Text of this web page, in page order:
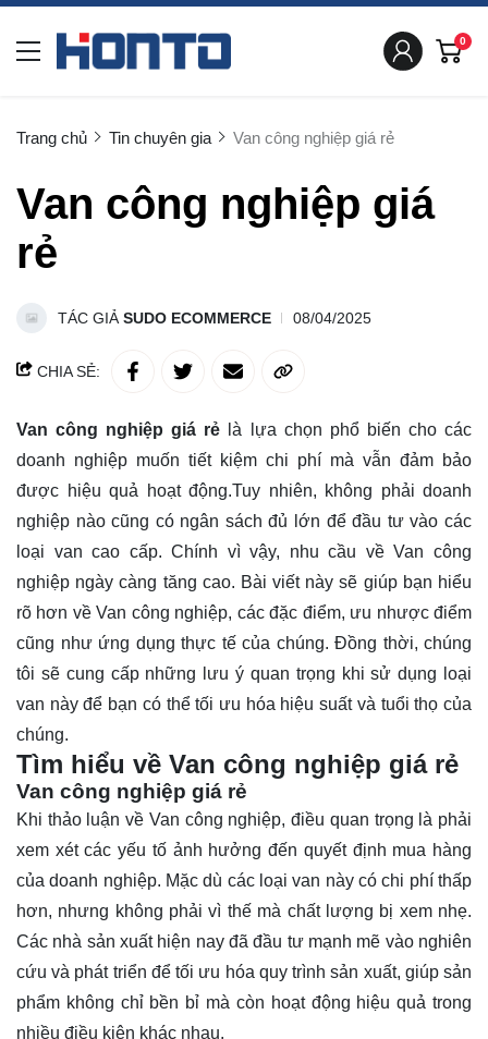
0
Trang chủ Tin chuyên gia Van công nghiệp giá rẻ
Van công nghiệp giá
rẻ
TÁC GIẢ SUDO ECOMMERCE 08/04/2025
CHIA SẺ:
Van công nghiệp giá rẻ là lựa chọn phổ biến cho các
doanh nghiệp muốn tiết kiệm chi phí mà vẫn đảm bảo
được hiệu quả hoạt động.Tuy nhiên, không phải doanh
nghiệp nào cũng có ngân sách đủ lớn để đầu tư vào các
loại van cao cấp. Chính vì vậy, nhu cầu về Van công
nghiệp ngày càng tăng cao. Bài viết này sẽ giúp bạn hiểu
rõ hơn về Van công nghiệp, các đặc điểm, ưu nhược điểm
cũng như ứng dụng thực tế của chúng. Đồng thời, chúng
tôi sẽ cung cấp những lưu ý quan trọng khi sử dụng loại
van này để bạn có thể tối ưu hóa hiệu suất và tuổi thọ của
chúng.
Tìm hiểu về Van công nghiệp giá rẻ
Van công nghiệp giá rẻ
Khi thảo luận về Van công nghiệp, điều quan trọng là phải
xem xét các yếu tố ảnh hưởng đến quyết định mua hàng
của doanh nghiệp. Mặc dù các loại van này có chi phí thấp
hơn, nhưng không phải vì thế mà chất lượng bị xem nhẹ.
Các nhà sản xuất hiện nay đã đầu tư mạnh mẽ vào nghiên
cứu và phát triển để tối ưu hóa quy trình sản xuất, giúp sản
phẩm không chỉ bền bỉ mà còn hoạt động hiệu quả trong
nhiều điều kiện khác nhau.